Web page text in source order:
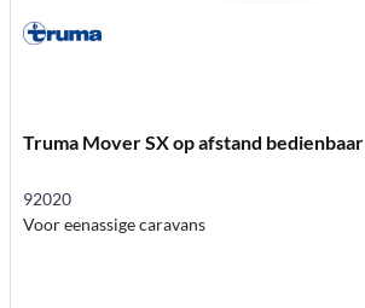
Truma Mover SX op afstand bedienbaar
92020
Voor eenassige caravans